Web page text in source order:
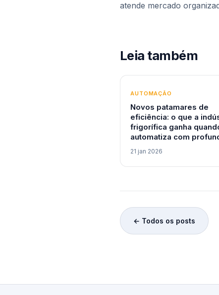
atende mercado
Leia também
AUTOMAÇÃO
Novos patamares de
eficiência: o que a
frigorífica ganha
automatiza com
21 jan 2026
← Todos os posts